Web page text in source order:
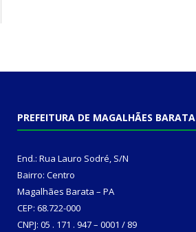
PREFEITURA DE MAGALHÃES BARATA
End.: Rua Lauro Sodré, S/N
Bairro: Centro
Magalhães Barata – PA
CEP: 68.722-000
CNPJ: 05 . 171 . 947 – 0001 / 89